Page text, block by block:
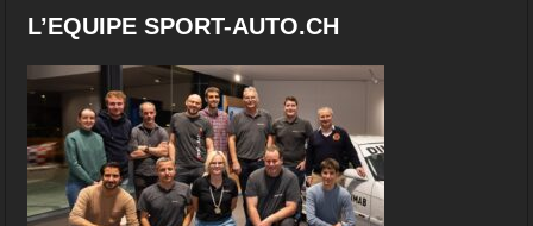
L’EQUIPE SPORT-AUTO.CH